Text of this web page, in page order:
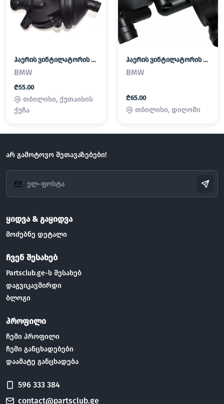
ჰაერის ვინტილატორის კლაპანი დიაფრაგმა
BMW
₾55.00
თბილისი, ქუთაისის
ქუჩა
ჰაერის ვინტილატორის კლაპანი დიაფრაგმა
BMW
₾65.00
თბილისი, დიღომი
არ გამოტოვო შეთავაზებები!
ყიდვა & გაყიდვა
მოძებნე დეტალი
ჩვენ შესახებ
Partsclub.ge-ს შესახებ
დაგვიკავშირდი
ბლოგი
პროფილი
ჩემი პროფილი
ჩემი განცხადებები
დაამატე განცხადება
596 333 384
contact@partsclub.ge